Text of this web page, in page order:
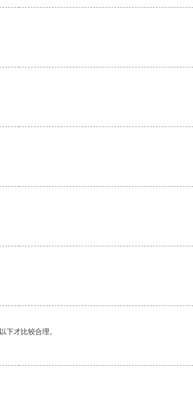
下才比较合理。